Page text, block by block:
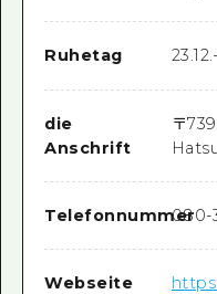
Ruhetag
die
Anschrift
〒
Telefonnummer
080-
Webseite